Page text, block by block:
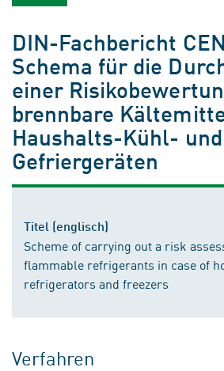
DIN-Fachbericht
Schema für die
einer
brennbare
Haushalts-Kühl- und
Gefriergeräten
Titel (englisch)
Scheme of carrying out a risk
flammable refrigerants in case of
refrigerators and freezers
Verfahren